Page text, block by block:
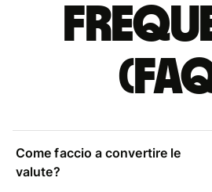
Come faccio a convertire le
valute?